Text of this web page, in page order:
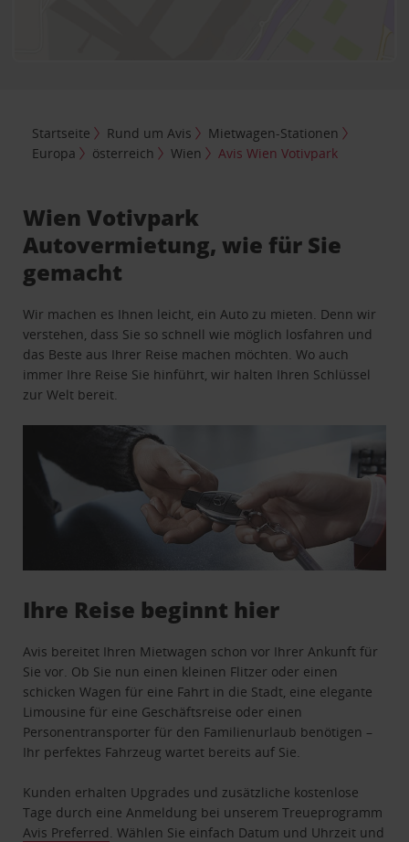
Startseite Rund um Avis
Mietwagen-Stationen
Europa
österreich Wien Avis Wien Votivpark
Wien Votivpark
Autovermietung, wie für Sie
gemacht
Wir machen es Ihnen leicht, ein Auto zu mieten. Denn wir
verstehen, dass Sie so schnell wie möglich losfahren und
das Beste aus Ihrer Reise machen möchten. Wo auch
immer Ihre Reise Sie hinführt, wir halten Ihren Schlüssel
zur Welt bereit.
Ihre Reise beginnt hier
Avis bereitet Ihren Mietwagen schon vor Ihrer Ankunft für
Sie vor. Ob Sie nun einen kleinen Flitzer oder einen
schicken Wagen für eine Fahrt in die Stadt, eine elegante
Limousine für eine Geschäftsreise oder einen
Personentransporter für den Familienurlaub benötigen –
Ihr perfektes Fahrzeug wartet bereits auf Sie.
Kunden erhalten Upgrades und zusätzliche kostenlose
Tage durch eine Anmeldung bei unserem Treueprogramm
Avis Preferred . Wählen Sie einfach Datum und Uhrzeit und